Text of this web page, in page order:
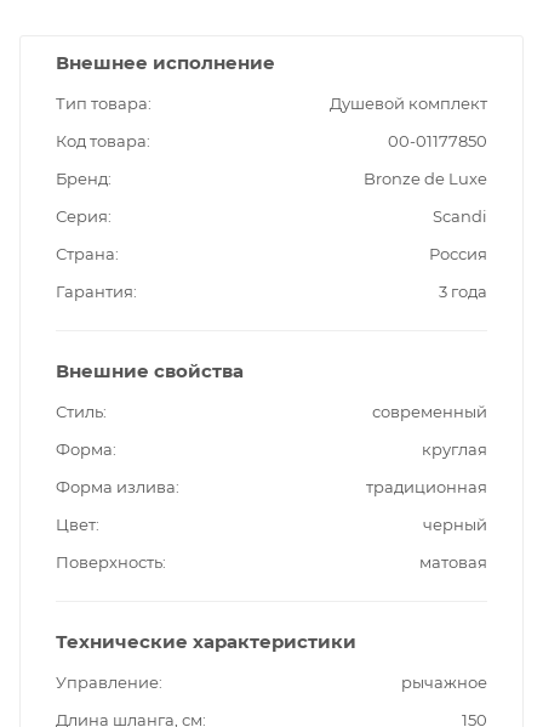
Внешнее исполнение
Тип товара
Душевой комплект
Код товара
00-01177850
Бренд
Bronze de Luxe
Серия
Scandi
Страна
Россия
Гарантия
3 года
Внешние свойства
Стиль
современный
Форма
круглая
Форма излива
традиционная
Цвет
черный
Поверхность
матовая
Технические характеристики
Управление
рычажное
Длина шланга, см
150